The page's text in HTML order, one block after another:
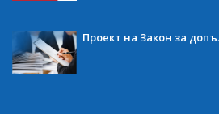
Проект на Закон за